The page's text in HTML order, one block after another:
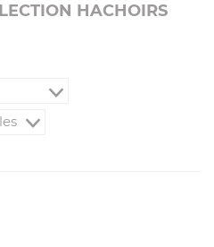
HACHOIRS